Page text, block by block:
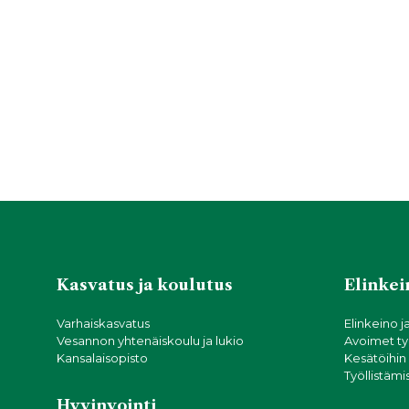
Kasvatus ja koulutus
Varhaiskasvatus
Vesannon yhtenäiskoulu ja lukio
Kansalaisopisto
Elinkeino
Avoimet
Kesätöihin